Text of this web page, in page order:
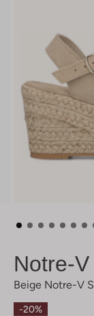
Notre-V
Beige Notre-V
-20%